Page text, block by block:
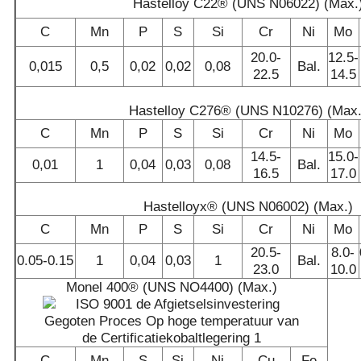
Hastelloy C22® (UNS N06022)
C
Mn P S Si Cr Ni Mo
0,015 0,5 0,02 0,02 0,08
20.0-
22.5
Bal.
12.5-
14.5
Hastelloy C276® (UNS N10276)
C
Mn P S Si Cr Ni
Mo
0,01
1 0,04 0,03 0,08
14.5-
16.5
Bal. 15.0-
17.0
Hastelloyx® (UNS N06002) (Max.)
C
Mn P S Si Cr Ni
Mo
0.05-0.15
1 0,04 0,03 1
20.5-
23.0
Bal.
8.0-
10.0
Monel 400® (UNS NO4400) (Max.)